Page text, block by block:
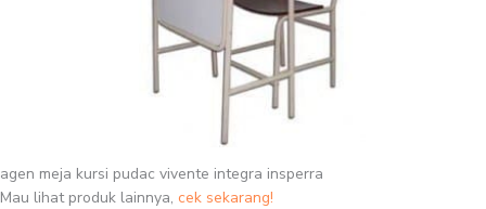
agen meja kursi pudac vivente integra insperra
Mau lihat produk lainnya, cek sekarang!